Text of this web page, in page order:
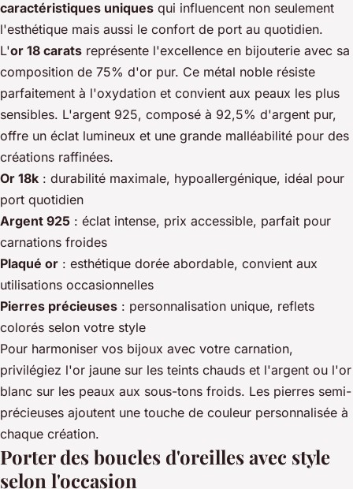
caractéristiques uniques qui influencent non seulement
l'esthétique mais aussi le confort de port au quotidien.
L'or 18 carats représente l'excellence en bijouterie avec sa
composition de 75% d'or pur. Ce métal noble résiste
parfaitement à l'oxydation et convient aux peaux les plus
sensibles. L'argent 925, composé à 92,5% d'argent pur,
offre un éclat lumineux et une grande malléabilité pour des
créations raffinées.
Or 18k : durabilité maximale, hypoallergénique, idéal pour
port quotidien
Argent 925 : éclat intense, prix accessible, parfait pour
carnations froides
Plaqué or : esthétique dorée abordable, convient aux
utilisations occasionnelles
Pierres précieuses : personnalisation unique, reflets
colorés selon votre style
Pour harmoniser vos bijoux avec votre carnation,
privilégiez l'or jaune sur les teints chauds et l'argent ou l'or
blanc sur les peaux aux sous-tons froids. Les pierres semi-
précieuses ajoutent une touche de couleur personnalisée à
chaque création.
Porter des boucles d'oreilles avec style
selon l'occasion